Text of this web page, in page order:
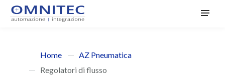
Home
AZ Pneumatica
Regolatori di flusso